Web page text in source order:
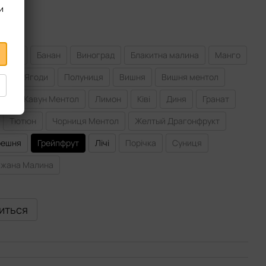
Банан Виноград Блакитна малина
Манго
Ягоди Полуниця Вишня
Вишня ментол
Кавун Ментол Лимон Ківі Диня
Гранат
Тютюн
Чорниця Ментол
Желтый Драгонфрукт
Грейпфрут Лічі Порічка
Суниця
Малина